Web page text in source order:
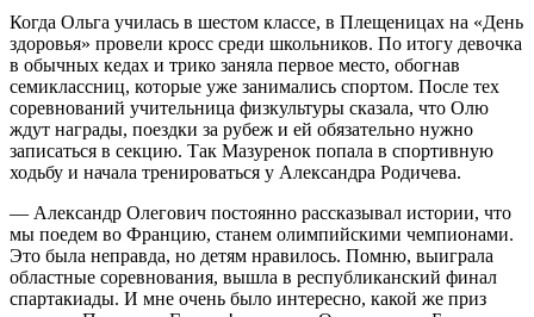
Когда Ольга училась в шестом классе, в Плещеницах на «День
здоровья» провели кросс среди школьников. По итогу девочка
в обычных кедах и трико заняла первое место, обогнав
семиклассниц, которые уже занимались спортом. После тех
соревнований учительница физкультуры сказала, что Олю
ждут награды, поездки за рубеж и ей обязательно нужно
записаться в секцию. Так Мазуренок попала в спортивную
ходьбу и начала тренироваться у Александра Родичева.
— Александр Олегович постоянно рассказывал истории, что
мы поедем во Францию, станем олимпийскими чемпионами.
Это была неправда, но детям нравилось. Помню, выиграла
областные соревнования, вышла в республиканский финал
спартакиады. И мне очень было интересно, какой же приз